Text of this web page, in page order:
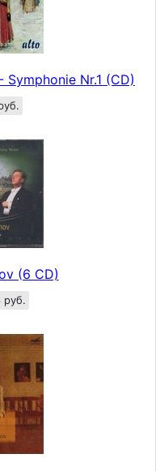
Nr.1 (CD)
(6 CD)
руб.